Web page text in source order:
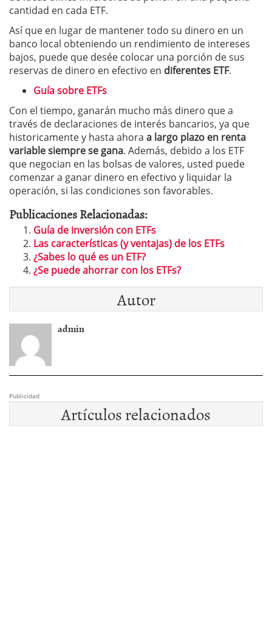
cantidad en cada ETF.
Así que en lugar de mantener todo su dinero en un
banco local obteniendo un rendimiento de intereses
bajos, puede que desée colocar una porción de sus
reservas de dinero en efectivo en diferentes ETF.
Guía sobre ETFs
Con el tiempo, ganarán mucho más dinero que a
través de declaraciones de interés bancarios, ya que
historicamente y hasta ahora a largo plazo en renta
variable siempre se gana. Además, debido a los ETF
que negocian en las bolsas de valores, usted puede
comenzar a ganar dinero en efectivo y liquidar la
operación, si las condiciones son favorables.
Publicaciones Relacionadas:
Guía de inversión con ETFs
Las características (y ventajas) de los ETFs
¿Sabes lo qué es un ETF?
¿Se puede ahorrar con los ETFs?
Autor
admin
Publicidad
Artículos relacionados